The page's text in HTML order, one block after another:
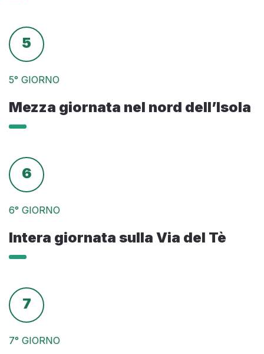
5
5° GIORNO
Mezza giornata nel nord dell’Isola
6
6° GIORNO
Intera giornata sulla Via del Tè
7
7° GIORNO